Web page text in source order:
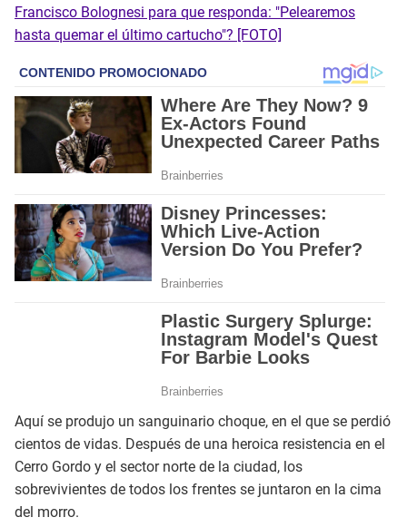
Francisco Bolognesi para que responda: "Pelearemos
hasta quemar el último cartucho"? [FOTO]
Aquí se produjo un sanguinario choque, en el que se perdió
cientos de vidas. Después de una heroica resistencia en el
Cerro Gordo y el sector norte de la ciudad, los
sobrevivientes de todos los frentes se juntaron en la cima
del morro.